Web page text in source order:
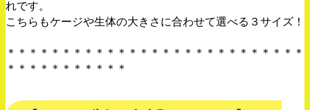
れです。
こちらもケージや生体の大きさに合わせて選べる３サイズ！
＊＊＊＊＊＊＊＊＊＊＊＊＊＊＊＊＊＊＊＊＊＊＊＊＊＊＊
＊＊＊＊＊＊＊＊＊＊＊